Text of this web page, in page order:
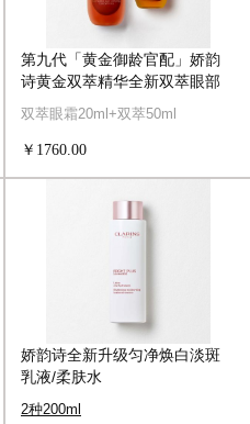
第九代「黄金御龄官配」娇韵
诗黄金双萃精华全新双萃眼部
焕亮精华
双萃眼霜20ml+双萃50ml
￥1760.00
娇韵诗全新升级匀净焕白淡斑
乳液/柔肤水
2种200ml